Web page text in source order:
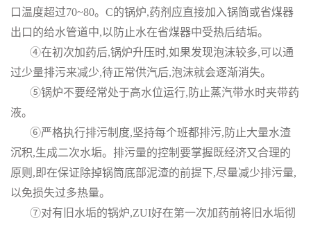
口温度超过70~80。C的锅炉,药剂应直接加入锅筒或省煤器
出口的给水管道中,以防止水在省煤器中受热后结垢。
④在初次加药后,锅炉升压时,如果发现泡沫较多,可以通
过少量排污来减少,待正常供汽后,泡沫就会逐渐消失。
⑤锅炉不要经常处于高水位运行,防止蒸汽带水时夹带药
液。
⑥严格执行排污制度,坚持每个班都排污,防止大量水渣
沉积,生成二次水垢。排污量的控制要掌握既经济又合理的
原则,即在保证除掉锅筒底部泥渣的前提下,尽量减少排污量,
以免损失过多热量。
⑦对有旧水垢的锅炉,ZUI好在第一次加药前将旧水垢彻